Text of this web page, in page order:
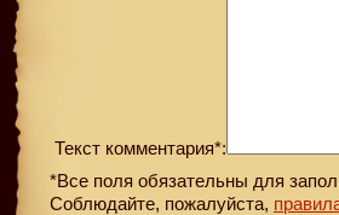
Текст комментария*:
*Все поля обязательны для
Соблюдайте, пожалуйста,